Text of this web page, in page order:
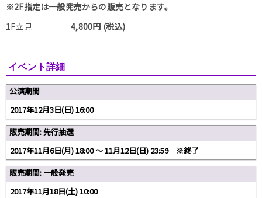
※2F指定は一般発売からの販売となります。
1F立見
4,800円 (税込)
イベント詳細
公演期間
2017年12月3日(日) 16:00
販売期間: 先行抽選
2017年11月6日(月) 18:00 〜 11月12日(日) 23:59 ※終了
販売期間: 一般発売
2017年11月18日(土) 10:00